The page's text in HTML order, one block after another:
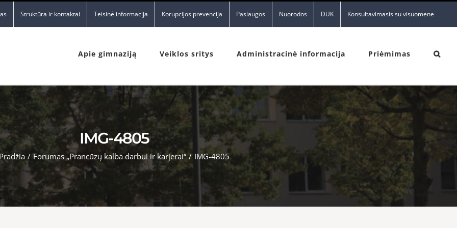
Struktūra ir kontaktai Teisinė informacija Korupcijos prevencija Paslaugos Nuorodos DUK Konsultavimasis su visuomene
Apie gimnaziją Veiklos sritys Administracinė informacija Priėmimas
IMG-4805
Pradžia / Forumas „Prancūzų kalba darbui ir karjerai“ / IMG-4805